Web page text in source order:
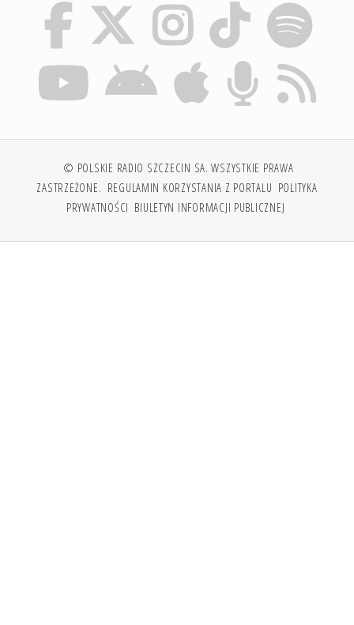
© POLSKIE RADIO SZCZECIN SA. WSZYSTKIE PRAWA
ZASTRZEŻONE. REGULAMIN KORZYSTANIA Z PORTALU POLITYKA
PRYWATNOŚCI BIULETYN INFORMACJI PUBLICZNEJ